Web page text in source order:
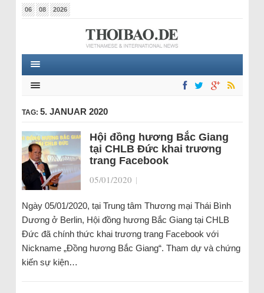
06 08 2026
TAG: 5. JANUAR 2020
Hội đồng hương Bắc Giang
tại CHLB Đức khai trương
trang Facebook
05/01/2020 |
Ngày 05/01/2020, tại Trung tâm Thương mại Thái Bình
Dương ở Berlin, Hội đồng hương Bắc Giang tại CHLB
Đức đã chính thức khai trương trang Facebook với
Nickname „Đồng hương Bắc Giang“. Tham dự và chứng
kiến sự kiện…